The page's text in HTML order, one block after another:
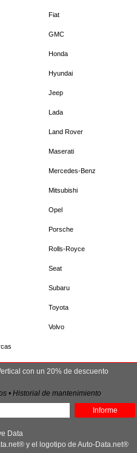
Fiat
GMC
Honda
Hyundai
Jeep
Lada
Land Rover
Maserati
Mercedes-Benz
Mitsubishi
Opel
Porsche
Rolls-Royce
Seat
Subaru
Toyota
Volvo
con un 20% de descuento
• Historial de mantenimiento
Informe
Data
y el logotipo de Auto-Data.net®